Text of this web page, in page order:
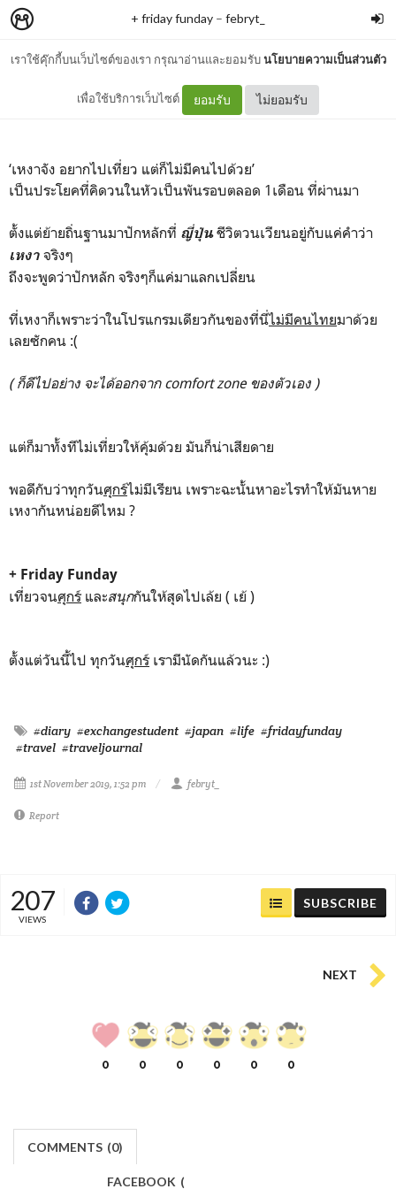
เราใช้คุ๊กกี้บนเว็บไซต์ของเรา กรุณาอ่านและยอมรับนโยบายความเป็นส่วนตัว
เพื่อใช้บริการเว็บไซต์ ยอมรับ ไม่ยอมรับ
+ friday funday – febryt_
1.11ーhajimemashite
‘เหงาจัง อยากไปเที่ยว แต่ก็ไม่มีคนไปด้วย’
เป็นประโยคที่คิดวนในหัวเป็นพันรอบตลอด 1เดือน ที่ผ่านมา
ตั้งแต่ย้ายถิ่นฐานมาปักหลักที่ ญี่ปุ่นชีวิตวนเวียนอยู่กับแค่คำว่า
เหงา จริงๆ
ถึงจะพูดว่าปักหลัก จริงๆก็แค่มาแลกเปลี่ยน
ที่เหงาก็เพราะว่าในโปรแกรมเดียวกันของที่นี่ไม่มีคนไทยมาด้วย
เลยซักคน :(
( ก็ดีไปอย่าง จะได้ออกจาก comfort zone ของตัวเอง )
แต่ก็มาทั้งทีไม่เที่ยวให้คุ้มด้วย มันก็น่าเสียดาย
พอดีกับว่าทุกวันศุกร์ไม่มีเรียน เพราะฉะนั้นหาอะไรทำให้มันหาย
เหงากันหน่อยดีไหม ?
+ Friday Funday
เที่ยวจนศุกร์ และสนุกกันให้สุดไปเล้ย ( เย้ )
ตั้งแต่วันนี้ไป ทุกวันศุกร์ เรามีนัดกันแล้วนะ :)
#diary #exchangestudent #japan #life #fridayfunday
#travel #traveljournal
1st November 2019, 1:52 pm febryt_
Report
207
VIEWS
SUBSCRIBE
NEXT
0 0 0 0 0 0
COMMENTS (0)
FACEBOOK (